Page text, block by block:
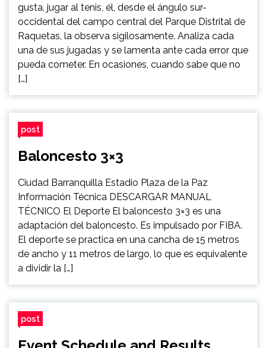
gusta, jugar al tenis, él, desde el ángulo sur-
occidental del campo central del Parque Distrital de
Raquetas, la observa sigilosamente. Analiza cada
una de sus jugadas y se lamenta ante cada error que
pueda cometer. En ocasiones, cuando sabe que no
[…]
post
Baloncesto 3×3
Ciudad Barranquilla Estadio Plaza de la Paz
Información Técnica DESCARGAR MANUAL
TÉCNICO El Deporte El baloncesto 3×3 es una
adaptación del baloncesto. Es impulsado por FIBA.
El deporte se practica en una cancha de 15 metros
de ancho y 11 metros de largo, lo que es equivalente
a dividir la […]
post